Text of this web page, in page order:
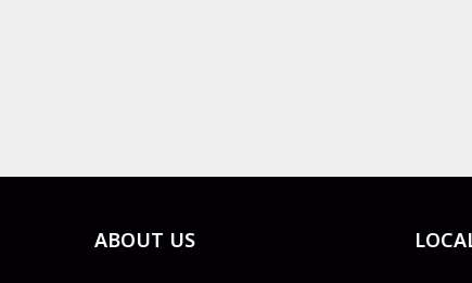
ABOUT US